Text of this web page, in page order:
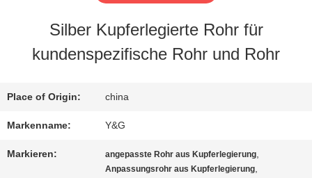
AUSFLUG
QUALITÄTSKONTROLLE
Silber Kupferlegierte Rohr für
kundenspezifische Rohr und Rohr
Place of Origin: china
Markenname: Y&G
Markieren: angepasste Rohr aus Kupferlegierung,
Anpassungsrohr aus Kupferlegierung,